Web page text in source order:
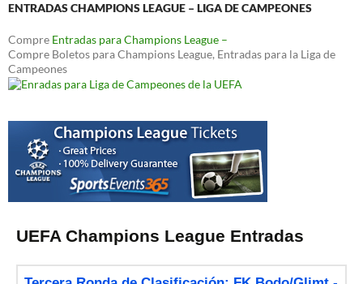
ENTRADAS CHAMPIONS LEAGUE – LIGA DE CAMPEONES
Compre Entradas para Champions League –
Compre Boletos para Champions League, Entradas para la Liga de
Campeones